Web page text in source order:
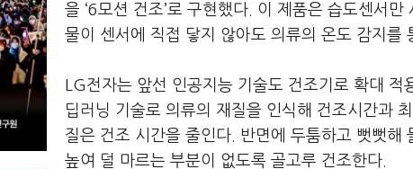
을 ‘6모션 건조’로 구현했다. 이 제품은 습도센서
물이 센서에 직접 닿지 않아도 의류의 온도 감지를
LG전자는 앞선 인공지능 기술도 건조기로 확대
딥러닝 기술로 의류의 재질을 인식해 건조시간과
질은 건조 시간을 줄인다. 반면에 두툼하고 뻣뻣
높여 덜 마르는 부분이 없도록 골고루 건조한다.